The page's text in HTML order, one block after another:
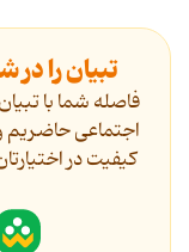
تبیان را
فاصله شما با
اجتماعی حاضریم
کیفیت در